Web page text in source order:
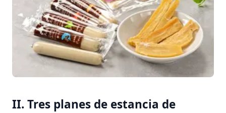
II. Tres planes de estancia de